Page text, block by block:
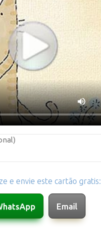
e envie este cartão gratis: